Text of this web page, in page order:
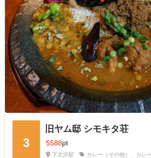
3
旧ヤム邸 シモキタ荘
5588pt
下北沢駅 カレー（その他）、カレ